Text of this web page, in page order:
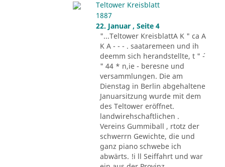
Teltower Kreisblatt
1887
22. Januar , Seite 4
"...Teltower KreisblattA K " ca A
K A - - - . saataremeen und ih
deemm sich herandstellte, t " ´-
" 44 * n,ie - beresne und
versammlungen. Die am
Dienstag in Berlin abgehaltene
Januarsitzung wurde mit dem
des Teltower eröffnet.
landwirehschaftlichen .
Vereins Gummiball , rtotz der
schwerrn Gewichte, die und
ganz piano schwebe ich
abwärts. !i ll Seiffahrt und war